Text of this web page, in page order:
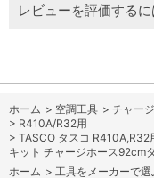
レビューを評価するに
ホーム > 空調工具 > チャー
> R410A/R32用
> TASCO タスコ R410A,R32
キット チャージホース92cm
ホーム > 工具をメーカーで選